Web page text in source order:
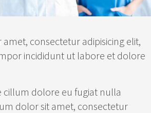
consectetur adipisicing elit,
incididunt ut labore et dolore
cillum dolore eu fugiat nulla
dolor sit amet, consectetur